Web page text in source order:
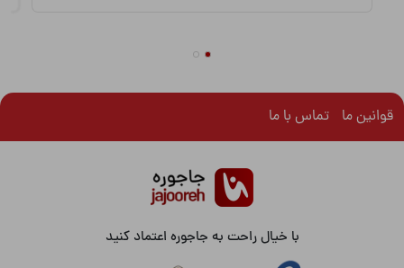
قوانین ما تماس با ما
با خیال راحت به جاجوره اعتماد کنید